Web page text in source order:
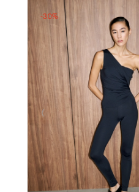
‹
-30%